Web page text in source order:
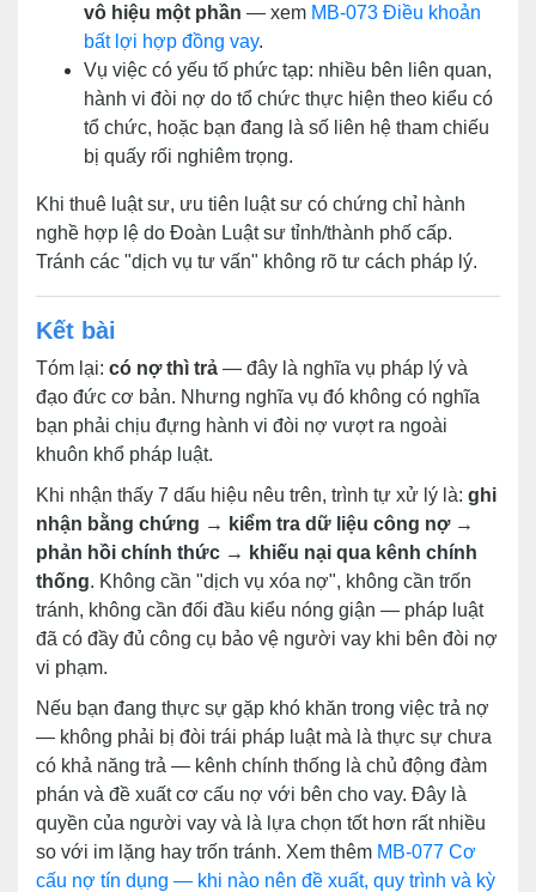
vô hiệu một phần — xem MB-073 Điều khoản
bất lợi hợp đồng vay.
Vụ việc có yếu tố phức tạp: nhiều bên liên quan,
hành vi đòi nợ do tổ chức thực hiện theo kiểu có
tổ chức, hoặc bạn đang là số liên hệ tham chiếu
bị quấy rối nghiêm trọng.
Khi thuê luật sư, ưu tiên luật sư có chứng chỉ hành
nghề hợp lệ do Đoàn Luật sư tỉnh/thành phố cấp.
Tránh các "dịch vụ tư vấn" không rõ tư cách pháp lý.
Kết bài
Tóm lại: có nợ thì trả — đây là nghĩa vụ pháp lý và
đạo đức cơ bản. Nhưng nghĩa vụ đó không có nghĩa
bạn phải chịu đựng hành vi đòi nợ vượt ra ngoài
khuôn khổ pháp luật.
Khi nhận thấy 7 dấu hiệu nêu trên, trình tự xử lý là: ghi
nhận bằng chứng → kiểm tra dữ liệu công nợ →
phản hồi chính thức → khiếu nại qua kênh chính
thống. Không cần "dịch vụ xóa nợ", không cần trốn
tránh, không cần đối đầu kiểu nóng giận — pháp luật
đã có đầy đủ công cụ bảo vệ người vay khi bên đòi nợ
vi phạm.
Nếu bạn đang thực sự gặp khó khăn trong việc trả nợ
— không phải bị đòi trái pháp luật mà là thực sự chưa
có khả năng trả — kênh chính thống là chủ động đàm
phán và đề xuất cơ cấu nợ với bên cho vay. Đây là
quyền của người vay và là lựa chọn tốt hơn rất nhiều
so với im lặng hay trốn tránh. Xem thêm MB-077 Cơ
cấu nợ tín dụng — khi nào nên đề xuất, quy trình và kỳ